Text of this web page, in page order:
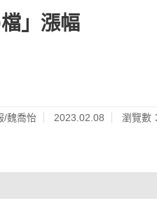
」漲幅
/魏喬怡 2023.02.08 瀏覽數